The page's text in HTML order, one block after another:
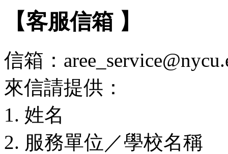
【客服信箱 】
信箱：
來信請提供：
1. 姓名
2. 服務單位／學校名稱